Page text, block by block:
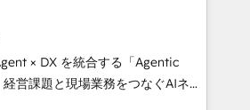
zone. What we do ➤
weeks, with workflows built
not a template. ➤ Migration:
CRM. Zero downtime, full data
× DX を統合する「Agentic
シーとして、HubSpot Eliteの実装